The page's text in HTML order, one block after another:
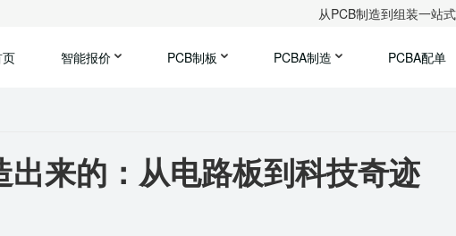
从PCB制造到组装一站
智能报价 PCB制板 PCBA制造 PCBA配单
出来的：从电路板到科技奇迹